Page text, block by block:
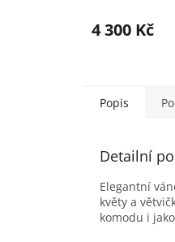
4 300 Kč
Popis
Detailní
Elegantní
květy a
komodu i